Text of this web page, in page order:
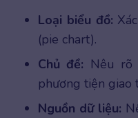
Loại biểu đồ:
(pie chart).
Chủ đề: Nêu rõ
phương tiện giao
Nguồn dữ liệu: